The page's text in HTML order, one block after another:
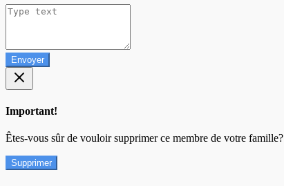
Envoyer
Important!
Êtes-vous sûr de vouloir supprimer ce membre de votre famille?
Supprimer